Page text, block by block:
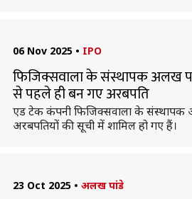
06 Nov 2025 • IPO
फिजिक्सवाला के संस्थापक अलख
से पहले ही बन गए अरबपति
एड टेक कंपनी फिजिक्सवाला के संस्थापक
अरबपतियों की सूची में शामिल हो गए हैं।
23 Oct 2025 • अलख पांडे